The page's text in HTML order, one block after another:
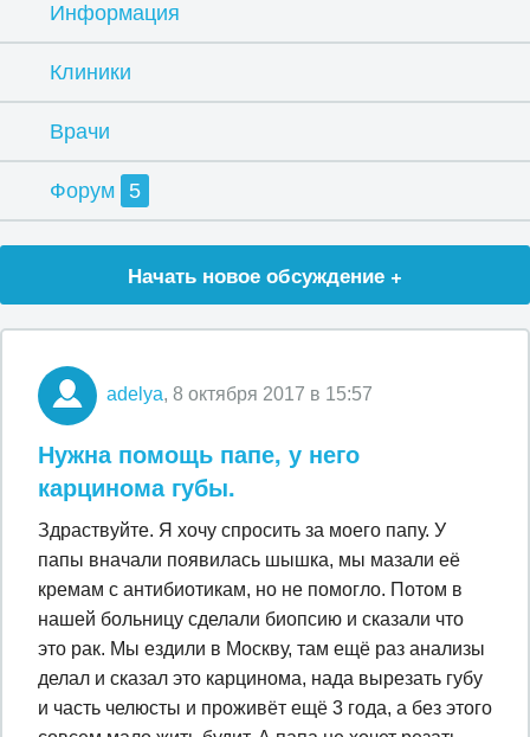
Информация
Клиники
Врачи
Форум 5
Начать новое обсуждение +
adelya, 8 октября 2017 в 15:57
Нужна помощь папе, у него
карцинома губы.
Здраствуйте. Я хочу спросить за моего папу. У
папы вначали появилась шышка, мы мазали её
кремам с антибиотикам, но не помогло. Потом в
нашей больницу сделали биопсию и сказали что
это рак. Мы ездили в Москву, там ещё раз анализы
делал и сказал это карцинома, нада вырезать губу
и часть челюсты и проживёт ещё 3 года, а без этого